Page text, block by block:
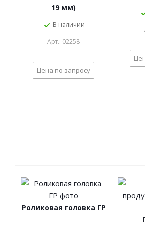
19 мм)
В наличии
Арт.: 02258
Цена по запросу
Роликовая головка ГР